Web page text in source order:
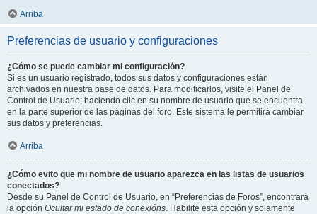
Arriba
Preferencias de usuario y configuraciones
¿Cómo se puede cambiar mi configuración?
Si es un usuario registrado, todos sus datos y configuraciones están
archivados en nuestra base de datos. Para modificarlos, visite el Panel de
Control de Usuario; haciendo clic en su nombre de usuario que se encuentra
en la parte superior de las páginas del foro. Este sistema le permitirá cambiar
sus datos y preferencias.
Arriba
¿Cómo evito que mi nombre de usuario aparezca en las listas de usuarios
conectados?
Desde su Panel de Control de Usuario, en “Preferencias de Foros”, encontrará
la opción Ocultar mi estado de conexións. Habilite esta opción y solamente